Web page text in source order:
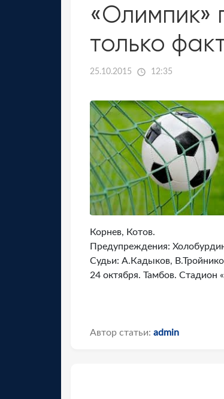
«Олимпик»
только
25.10.2015 12:35
Корнев, Котов.
Предупреждения:
Судьи: А.Кадыков,
24 октября. Тамбов. Стадион
Автор статьи: admin